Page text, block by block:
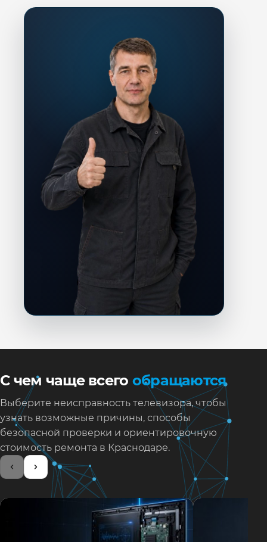
С чем чаще всего обращаются
Выберите неисправность телевизора, чтобы
узнать возможные причины, способы
безопасной проверки и ориентировочную
стоимость ремонта в Краснодаре.